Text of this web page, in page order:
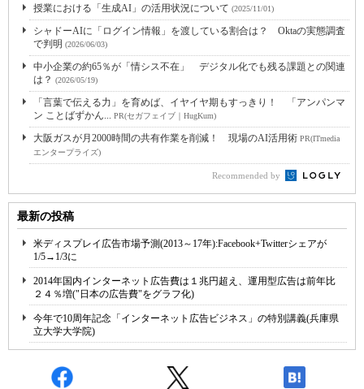
授業における「生成AI」の活用状況について (2025/11/01)
シャドーAIに「ログイン情報」を渡している割合は？ Oktaの実態調査
で判明 (2026/06/03)
中小企業の約65％が「情シス不在」 デジタル化でも残る課題との関連
は？ (2026/05/19)
「言葉で伝える力」を育めば、イヤイヤ期もすっきり！ 「アンパンマ
ン ことばずかん... PR(セガフェイブ｜HugKum)
大阪ガスが月2000時間の共有作業を削減！ 現場のAI活用術 PR(ITmedia
エンタープライズ)
Recommended by
最新の投稿
米ディスプレイ広告市場予測(2013～17年):Facebook+Twitterシェアが
1/5→1/3に
2014年国内インターネット広告費は１兆円超え、運用型広告は前年比
２４％増("日本の広告費"をグラフ化)
今年で10周年記念「インターネット広告ビジネス」の特別講義(兵庫県
立大学大学院)